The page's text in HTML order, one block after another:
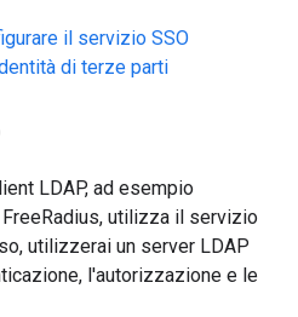
il servizio SSO
di terze parti
LDAP, ad esempio
utilizza il servizio
utilizzerai un server LDAP
l'autorizzazione e le